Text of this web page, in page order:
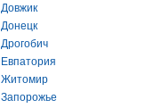
Довжик
Донецк
Дрогобич
Евпатория
Житомир
Запорожье